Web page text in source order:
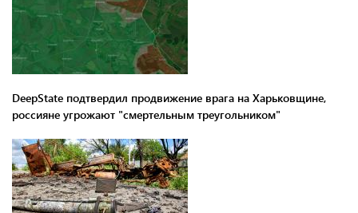
DeepState подтвердил продвижение врага на Харьковщине,
россияне угрожают "смертельным треугольником"